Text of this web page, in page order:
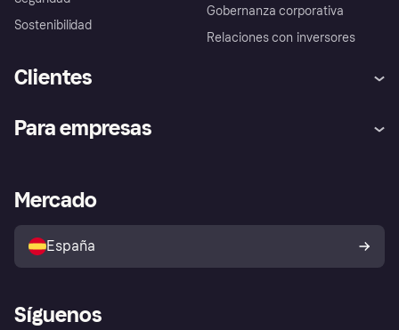
Sostenibilidad
Gobernanza corporativa
Relaciones con inversores
Clientes
Inicio de sesión
Directorio de tiendas
Política de protección al
comprador de Klarna
Reclamaciones
Para empresas
Acceso empresas
Mercado
España
Síguenos